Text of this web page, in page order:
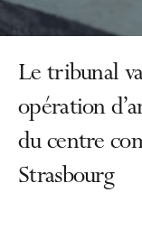
Le tribunal
opération
du centre
Strasbourg